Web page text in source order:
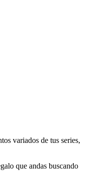
variados de tus series,
que andas buscando